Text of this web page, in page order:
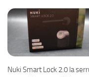
Nuki Smart Lock 2.0 la